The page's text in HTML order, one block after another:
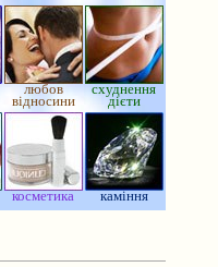
любов
відносини
схуднення
дієти
косметика каміння